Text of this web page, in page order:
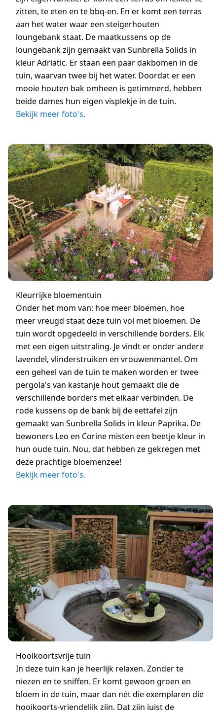
zitten, te eten en te bbq-en. En er komt een terras
aan het water waar een steigerhouten
loungebank staat. De maatkussens op de
loungebank zijn gemaakt van Sunbrella Solids in
kleur Adriatic. Er staan een paar dakbomen in de
tuin, waarvan twee bij het water. Doordat er een
mooie houten bak omheen is getimmerd, hebben
beide dames hun eigen visplekje in de tuin.
Bekijk meer foto's.
Kleurrijke bloementuin
Onder het mom van: hoe meer bloemen, hoe
meer vreugd staat deze tuin vol met bloemen. De
tuin wordt opgedeeld in verschillende borders. Elk
met een eigen uitstraling. Je vindt er onder andere
lavendel, vlinderstruiken en vrouwenmantel. Om
een geheel van de tuin te maken worden er twee
pergola's van kastanje hout gemaakt die de
verschillende borders met elkaar verbinden. De
rode kussens op de bank bij de eettafel zijn
gemaakt van Sunbrella Solids in kleur Paprika. De
bewoners Leo en Corine misten een beetje kleur in
hun oude tuin. Nou, dat hebben ze gekregen met
deze prachtige bloemenzee!
Bekijk meer foto's.
Hooikoortsvrije tuin
In deze tuin kan je heerlijk relaxen. Zonder te
niezen en te sniffen. Er komt gewoon groen en
bloem in de tuin, maar dan nét die exemplaren die
hooikoorts-vriendelijk zijn. Dat zijn juist de